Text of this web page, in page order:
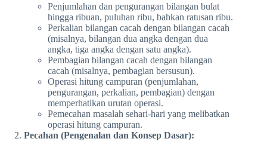
Penjumlahan dan pengurangan bilangan bulat
hingga ribuan, puluhan ribu, bahkan ratusan ribu.
Perkalian bilangan cacah dengan bilangan cacah
(misalnya, bilangan dua angka dengan dua
angka, tiga angka dengan satu angka).
Pembagian bilangan cacah dengan bilangan
cacah (misalnya, pembagian bersusun).
Operasi hitung campuran (penjumlahan,
pengurangan, perkalian, pembagian) dengan
memperhatikan urutan operasi.
Pemecahan masalah sehari-hari yang melibatkan
operasi hitung campuran.
Pecahan (Pengenalan dan Konsep Dasar):